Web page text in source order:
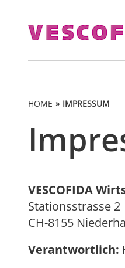
HOME IMPRESSUM
VESCOFIDA
Stationsstrasse 2
CH-8155
Verantwortlich: